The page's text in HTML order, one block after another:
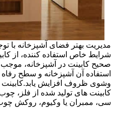
مدیریت بهتر فضای آشپزخانه با
شرایط خاص استفاده کننده، از
صحیح کابینت در آشپزخانه،
استفاده آن آشپزخانه و سطح
وشوی ظروف افزایش یابد.کابینت
کابینت های تولید شده از فلز،
سی، ممبران یا وکیوم، روکش